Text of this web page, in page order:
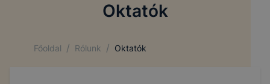
Oktatók
Főoldal / Rólunk / Oktatók